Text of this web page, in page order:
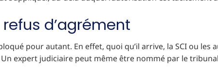
d’agrément
pour autant. En effet, quoi qu’il arrive, la SCI ou les
expert judiciaire peut même être nommé par le